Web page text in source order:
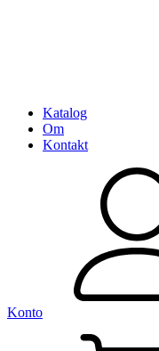
Katalog
Om
Kontakt
Konto